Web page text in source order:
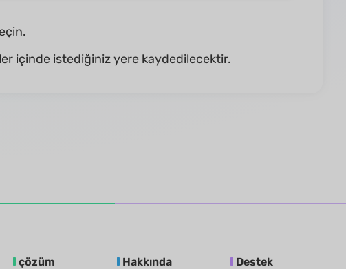
içinde istediğiniz yere kaydedilecektir.
çözüm Hakkında Destek